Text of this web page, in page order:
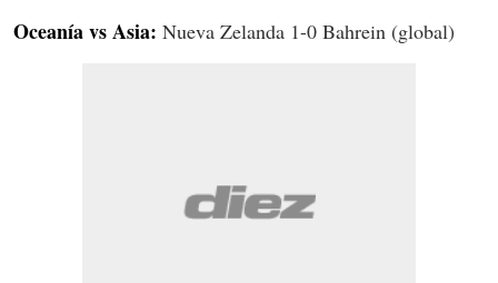
Oceanía vs Asia: Nueva Zelanda 1-0 Bahrein (global)